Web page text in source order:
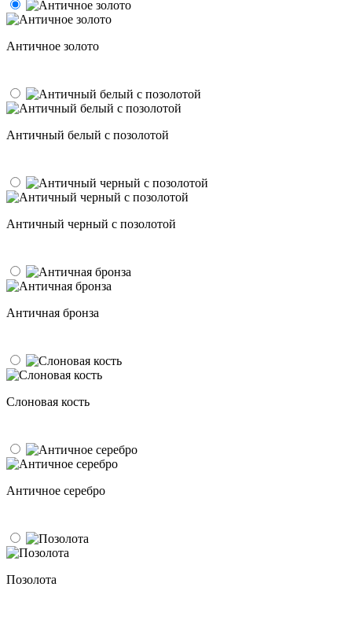
Античное золото
Античный белый с позолотой
Античный черный с позолотой
Античная бронза
Слоновая кость
Античное серебро
Позолота